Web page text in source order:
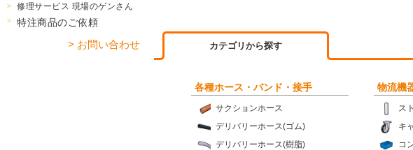
カテゴリから探す
各種ホース・バンド・接手
サクションホース
デリバリーホース(ゴム)
デリバリーホース(樹脂)
物流機
ス
キ
コ
修理サービス 現場のゲンさん
特注商品のご依頼
> お問い合わせ